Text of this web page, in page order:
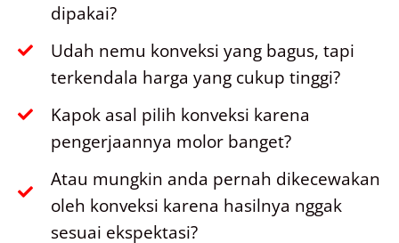
dipakai?
Udah nemu konveksi yang bagus, tapi
terkendala harga yang cukup tinggi?
Kapok asal pilih konveksi karena
pengerjaannya molor banget?
Atau mungkin anda pernah dikecewakan
oleh konveksi karena hasilnya nggak
sesuai ekspektasi?